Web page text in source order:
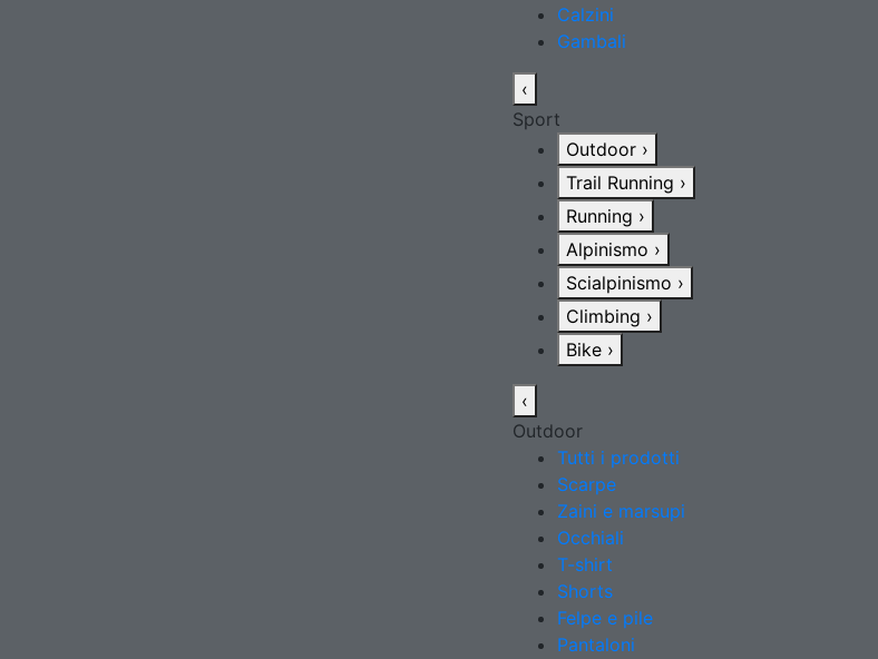
Calzini
Gambali
‹
Sport
Outdoor ›
Trail Running ›
Running ›
Alpinismo ›
Scialpinismo ›
Climbing ›
Bike ›
‹
Outdoor
Tutti i prodotti
Scarpe
Zaini e marsupi
Occhiali
T-shirt
Shorts
Felpe e pile
Pantaloni